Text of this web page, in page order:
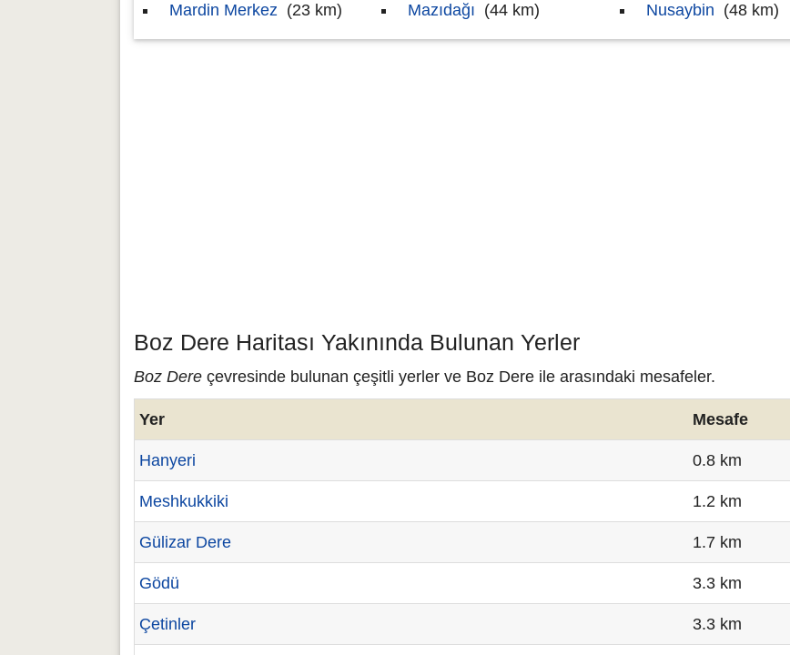
Mardin Merkez (23 km)
Mazıdağı (44 km)
Nusaybin (48 km)
Boz Dere Haritası Yakınında Bulunan Yerler
Boz Dere çevresinde bulunan çeşitli yerler ve Boz Dere ile arasındaki mesafeler.
Yer Mesafe
Hanyeri 0.8 km
Meshkukkiki 1.2 km
Gülizar Dere 1.7 km
Gödü 3.3 km
Çetinler 3.3 km